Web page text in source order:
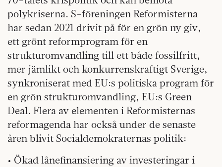
polykriserna. S-föreningen Reformisterna
har sedan 2021 drivit på för en grön ny giv,
ett grönt reformprogram för en
strukturomvandling till ett både fossilfritt,
mer jämlikt och konkurrenskraftigt Sverige,
synkroniserat med EU:s politiska program för
en grön strukturomvandling, EU:s Green
Deal. Flera av elementen i Reformisternas
reformagenda har också under de senaste
åren blivit Socialdemokraternas politik:
• Ökad lånefinansiering av investeringar i